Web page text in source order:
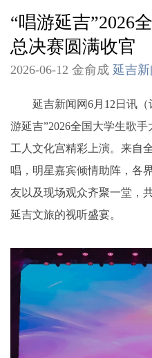
“唱游延吉”2026
总决赛圆满收官
2026-06-12 金俞成 延吉新
延吉新闻网6月12日讯（
游延吉”2026全国大学生歌
工人文化宫精彩上演。来自
唱，明星嘉宾倾情助阵，各
友以及现场观众齐聚一堂，
延吉文旅的视听盛宴。